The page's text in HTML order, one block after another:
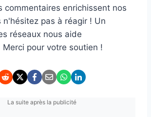
commentaires enrichissent nos
n'hésitez pas à réagir ! Un
réseaux nous aide
Merci pour votre soutien !
La suite après la publicité